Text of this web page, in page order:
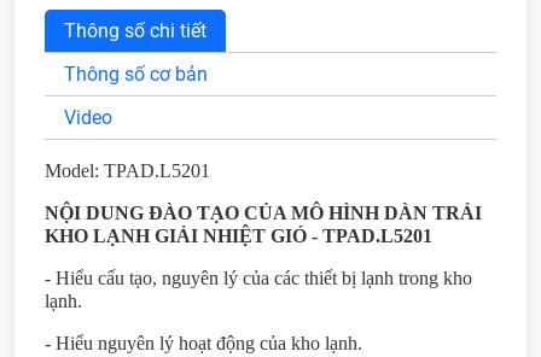
Thông số chi tiết
Thông số cơ bản
Video
Model: TPAD.L5201
NỘI DUNG ĐÀO TẠO CỦA MÔ HÌNH DÀN TRẢI
KHO LẠNH GIẢI NHIỆT GIÓ - TPAD.L5201
- Hiểu cấu tạo, nguyên lý của các thiết bị lạnh trong kho
lạnh.
- Hiểu nguyên lý hoạt động của kho lạnh.